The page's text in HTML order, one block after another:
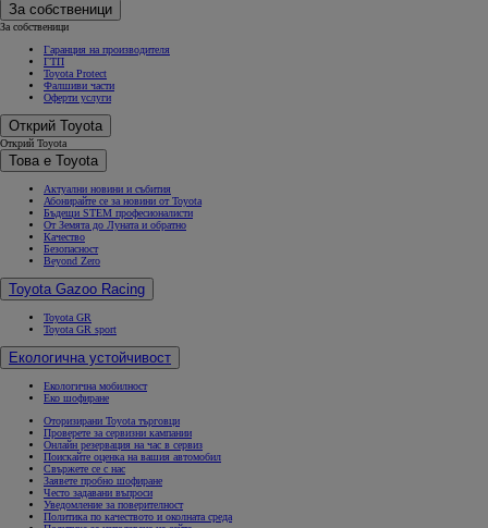
За собственици
За собственици
Гаранция на производителя
ГТП
Toyota Protect
Фалшиви части
Оферти услуги
Открий Toyota
Открий Toyota
Това е Toyota
Актуални новини и събития
Абонирайте се за новини от Toyota
Бъдещи STEM професионалисти
От Земята до Луната и обратно
Качество
Безопасност
Beyond Zero
Toyota Gazoo Racing
Toyota GR
Toyota GR sport
Екологична устойчивост
Екологична мобилност
Еко шофиране
Оторизирани Toyota търговци
Проверете за сервизни кампании
Онлайн резервация на час в сервиз
Поискайте оценка на вашия автомобил
Свържете се с нас
Заявете пробно шофиране
Често задавани въпроси
Уведомление за поверителност
Политика по качеството и околната среда